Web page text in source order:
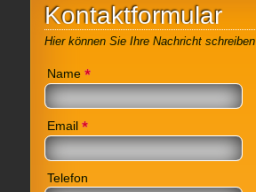
Kontaktformular
Hier können Sie Ihre Nachricht schreiben
Name *
Email *
Telefon